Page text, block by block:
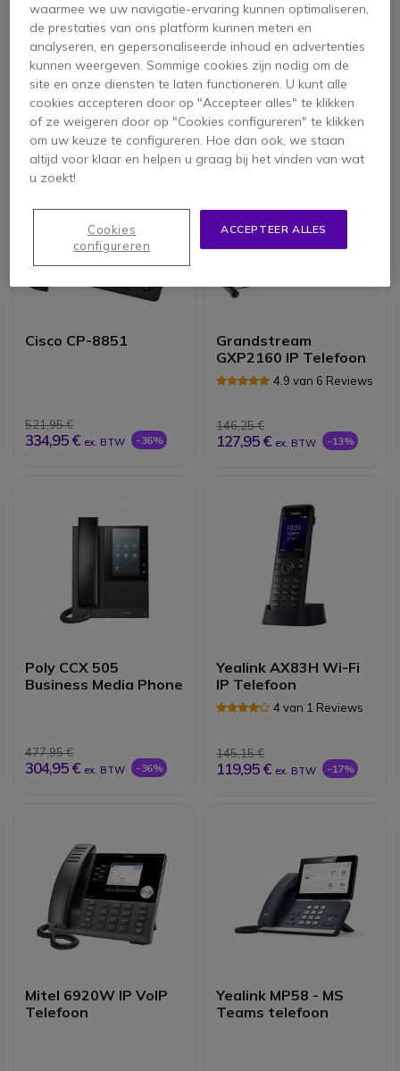
Fanvil W611W
5 van 1 Reviews
169,95 €
134,95 €
Snom D385
268,95 €
189,95 € ex. BTW
Cisco CP-8851
521,95 €
334,95 € ex. BTW -36%
Grandstream
GXP2160 IP Telefoon
4.9 van 6 Reviews
146,25 €
127,95 € ex. BTW -13%
Poly CCX 505
Business Media Phone
477,95 €
304,95 € ex. BTW -36%
Yealink AX83H Wi-Fi
IP Telefoon
4 van 1 Reviews
145,15 €
119,95 € ex. BTW -17%
Mitel 6920W IP VoIP
Telefoon
Yealink MP58 - MS
Teams telefoon
waarmee we uw navigatie-ervaring kunnen optimaliseren,
de prestaties van ons platform kunnen meten en
analyseren, en gepersonaliseerde inhoud en advertenties
kunnen weergeven. Sommige cookies zijn nodig om de
site en onze diensten te laten functioneren. U kunt alle
cookies accepteren door op "Accepteer alles" te klikken
of ze weigeren door op "Cookies configureren" te klikken
om uw keuze te configureren. Hoe dan ook, we staan
altijd voor klaar en helpen u graag bij het vinden van wat
u zoekt!
ACCEPTEER ALLES
Cookies
configureren